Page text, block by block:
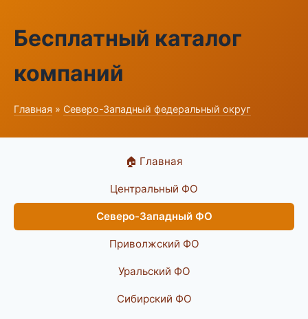
Бесплатный каталог
компаний
Главная » Северо-Западный федеральный округ
🏠 Главная
Центральный ФО
Северо-Западный ФО
Приволжский ФО
Уральский ФО
Сибирский ФО